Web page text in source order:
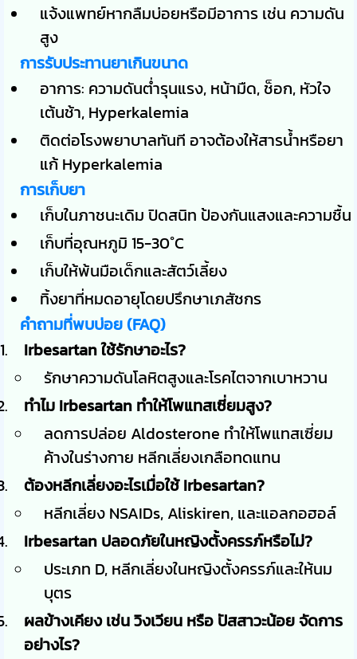
แจ้งแพทย์หากลืมบ่อยหรือมีอาการ เช่น ความดัน
สูง
การรับประทานยาเกินขนาด
อาการ: ความดันต่ำรุนแรง, หน้ามืด, ช็อก, หัวใจ
เต้นช้า, Hyperkalemia
ติดต่อโรงพยาบาลทันที อาจต้องให้สารน้ำหรือยา
แก้ Hyperkalemia
การเก็บยา
เก็บในภาชนะเดิม ปิดสนิท ป้องกันแสงและความชื้น
เก็บที่อุณหภูมิ 15-30°C
เก็บให้พ้นมือเด็กและสัตว์เลี้ยง
ทิ้งยาที่หมดอายุโดยปรึกษาเภสัชกร
คำถามที่พบบ่อย (FAQ)
Irbesartan ใช้รักษาอะไร?
รักษาความดันโลหิตสูงและโรคไตจากเบาหวาน
ทำไม Irbesartan ทำให้โพแทสเซี่ยมสูง?
ลดการปล่อย Aldosterone ทำให้โพแทสเซี่ยม
ค้างในร่างกาย หลีกเลี่ยงเกลือทดแทน
ต้องหลีกเลี่ยงอะไรเมื่อใช้ Irbesartan?
หลีกเลี่ยง NSAIDs, Aliskiren, และแอลกอฮอล์
Irbesartan ปลอดภัยในหญิงตั้งครรภ์หรือไม่?
ประเภท D, หลีกเลี่ยงในหญิงตั้งครรภ์และให้นม
บุตร
ผลข้างเคียง เช่น วิงเวียน หรือ ปัสสาวะน้อย จัดการ
อย่างไร?